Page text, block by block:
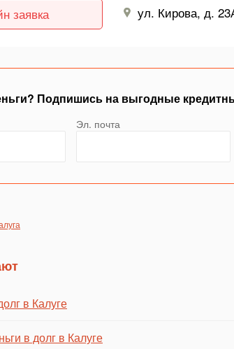
заявка ул. Кирова, д.
Подпишись на выгодные
Эл. почта
в Калуге
в долг в Калуге